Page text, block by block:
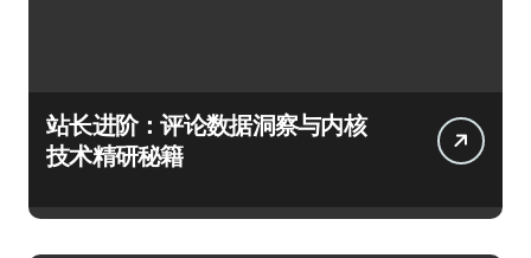
站长进阶：评论数据洞察与内核
技术精研秘籍